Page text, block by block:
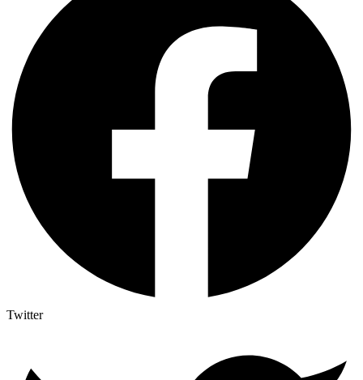
Twitter